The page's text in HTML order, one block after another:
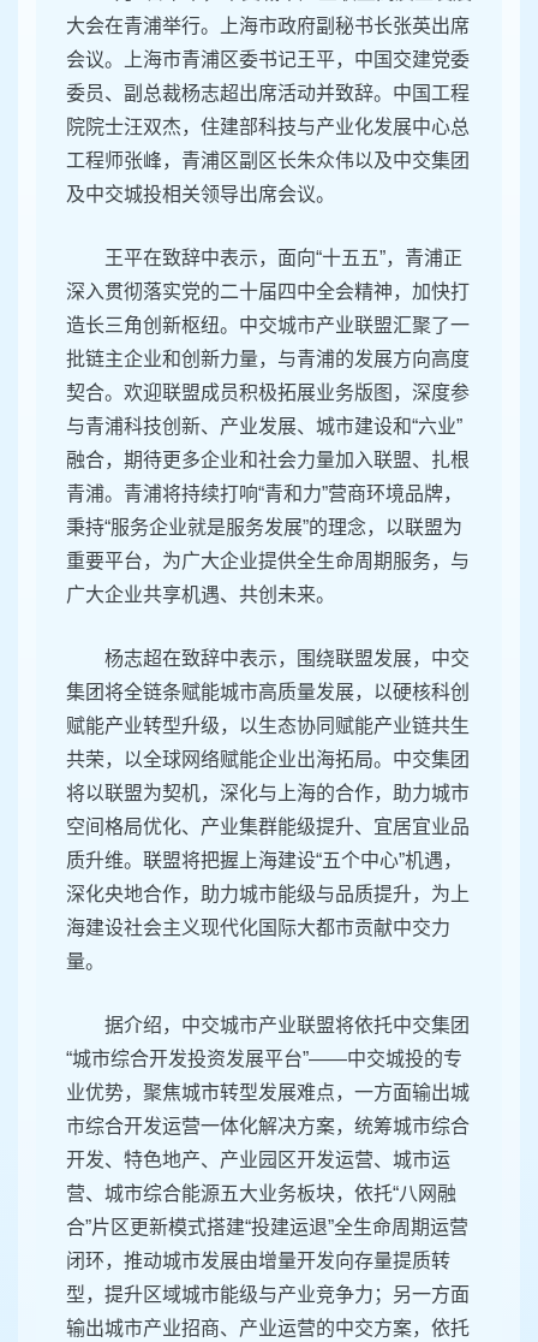
大会在青浦举行。上海市政府副秘书长张英出席
会议。上海市青浦区委书记王平，中国交建党委
委员、副总裁杨志超出席活动并致辞。中国工程
院院士汪双杰，住建部科技与产业化发展中心总
工程师张峰，青浦区副区长朱众伟以及中交集团
及中交城投相关领导出席会议。
王平在致辞中表示，面向“十五五”，青浦正
深入贯彻落实党的二十届四中全会精神，加快打
造长三角创新枢纽。中交城市产业联盟汇聚了一
批链主企业和创新力量，与青浦的发展方向高度
契合。欢迎联盟成员积极拓展业务版图，深度参
与青浦科技创新、产业发展、城市建设和“六业”
融合，期待更多企业和社会力量加入联盟、扎根
青浦。青浦将持续打响“青和力”营商环境品牌，
秉持“服务企业就是服务发展”的理念，以联盟为
重要平台，为广大企业提供全生命周期服务，与
广大企业共享机遇、共创未来。
杨志超在致辞中表示，围绕联盟发展，中交
集团将全链条赋能城市高质量发展，以硬核科创
赋能产业转型升级，以生态协同赋能产业链共生
共荣，以全球网络赋能企业出海拓局。中交集团
将以联盟为契机，深化与上海的合作，助力城市
空间格局优化、产业集群能级提升、宜居宜业品
质升维。联盟将把握上海建设“五个中心”机遇，
深化央地合作，助力城市能级与品质提升，为上
海建设社会主义现代化国际大都市贡献中交力
量。
据介绍，中交城市产业联盟将依托中交集团
“城市综合开发投资发展平台”——中交城投的专
业优势，聚焦城市转型发展难点，一方面输出城
市综合开发运营一体化解决方案，统筹城市综合
开发、特色地产、产业园区开发运营、城市运
营、城市综合能源五大业务板块，依托“八网融
合”片区更新模式搭建“投建运退”全生命周期运营
闭环，推动城市发展由增量开发向存量提质转
型，提升区域城市能级与产业竞争力；另一方面
输出城市产业招商、产业运营的中交方案，依托